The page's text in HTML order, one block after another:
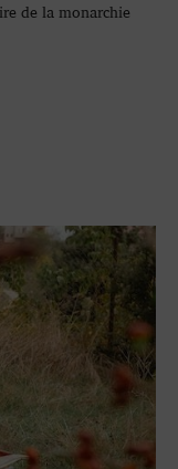
de la monarchie